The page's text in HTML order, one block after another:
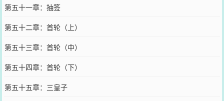
第五十一章：抽签
第五十二章：首轮（上）
第五十三章：首轮（中）
第五十四章：首轮（下）
第五十五章：三皇子